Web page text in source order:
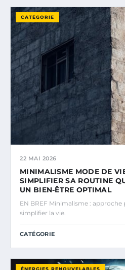
CATÉGORIE
22 MAI 2026
MINIMALISME MODE DE
SIMPLIFIER SA ROUTINE
UN BIEN-ÊTRE OPTIMAL
EN BREF Minimalisme :
simplifier la vie.
CATÉGORIE